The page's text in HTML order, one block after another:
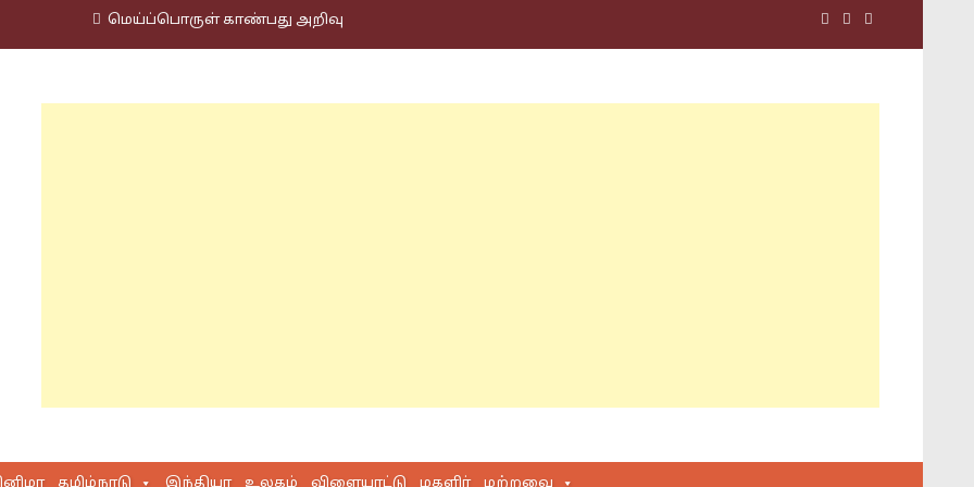
மெய்ப்பொருள் காண்பது அறிவு